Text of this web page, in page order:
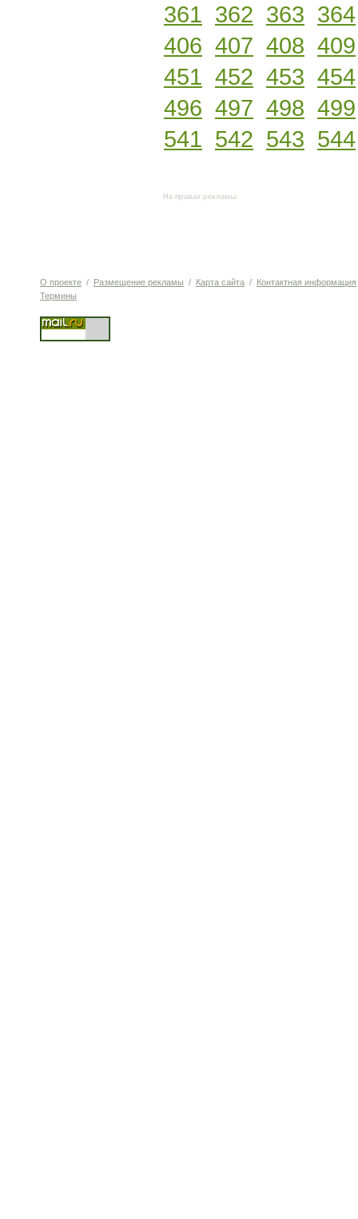
361 362 363 364
406 407 408 409
451 452 453 454
496 497 498 499
541 542 543 544
На правах рекламы:
О проекте / Размещение рекламы / Карта сайта / Контактная информация
Термины